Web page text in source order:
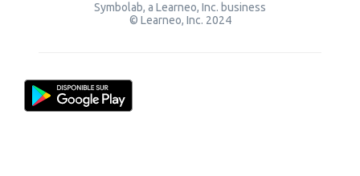
Symbolab, a Learneo, Inc. business
© Learneo, Inc. 2024